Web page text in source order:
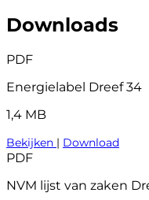
Downloads
PDF
Energielabel Dreef 34
1,4 MB
Bekijken | Download
PDF
NVM lijst van zaken